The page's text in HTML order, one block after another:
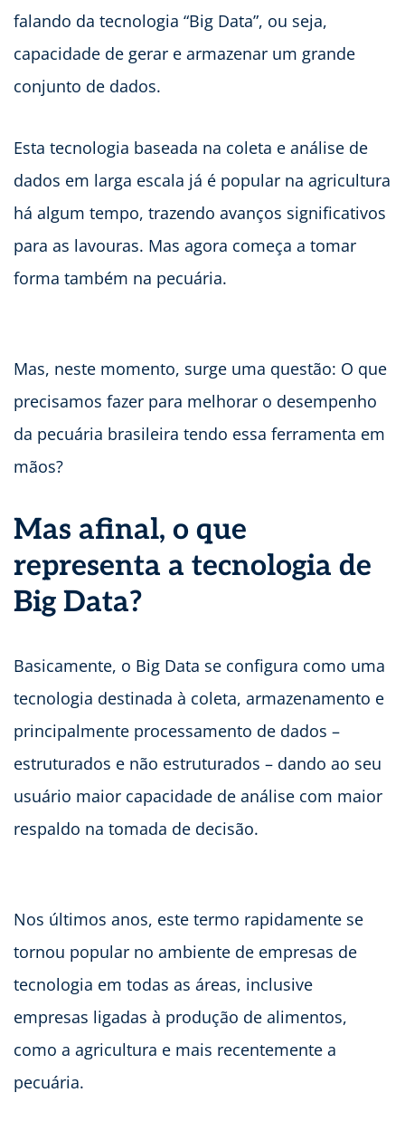
falando da tecnologia “Big Data”, ou seja,
capacidade de gerar e armazenar um grande
conjunto de dados.
Esta tecnologia baseada na coleta e análise de
dados em larga escala já é popular na agricultura
há algum tempo, trazendo avanços significativos
para as lavouras. Mas agora começa a tomar
forma também na pecuária.
Mas, neste momento, surge uma questão: O que
precisamos fazer para melhorar o desempenho
da pecuária brasileira tendo essa ferramenta em
mãos?
Mas afinal, o que
representa a tecnologia de
Big Data?
Basicamente, o Big Data se configura como uma
tecnologia destinada à coleta, armazenamento e
principalmente processamento de dados –
estruturados e não estruturados – dando ao seu
usuário maior capacidade de análise com maior
respaldo na tomada de decisão.
Nos últimos anos, este termo rapidamente se
tornou popular no ambiente de empresas de
tecnologia em todas as áreas, inclusive
empresas ligadas à produção de alimentos,
como a agricultura e mais recentemente a
pecuária.